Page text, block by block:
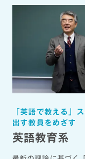
「英語で教える」
出す教員をめざす
英語教育系